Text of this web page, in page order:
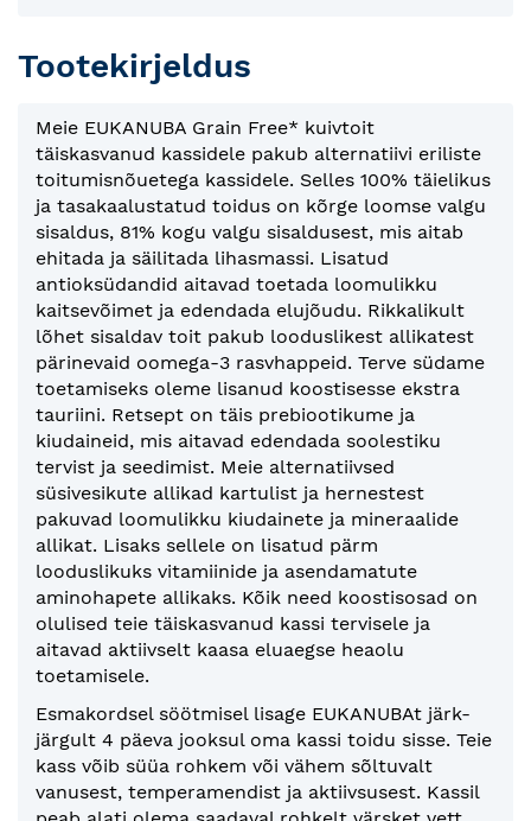
Tootekirjeldus
Meie EUKANUBA Grain Free* kuivtoit
täiskasvanud kassidele pakub alternatiivi eriliste
toitumisnõuetega kassidele. Selles 100% täielikus
ja tasakaalustatud toidus on kõrge loomse valgu
sisaldus, 81% kogu valgu sisaldusest, mis aitab
ehitada ja säilitada lihasmassi. Lisatud
antioksüdandid aitavad toetada loomulikku
kaitsevõimet ja edendada elujõudu. Rikkalikult
lõhet sisaldav toit pakub looduslikest allikatest
pärinevaid oomega-3 rasvhappeid. Terve südame
toetamiseks oleme lisanud koostisesse ekstra
tauriini. Retsept on täis prebiootikume ja
kiudaineid, mis aitavad edendada soolestiku
tervist ja seedimist. Meie alternatiivsed
süsivesikute allikad kartulist ja hernestest
pakuvad loomulikku kiudainete ja mineraalide
allikat. Lisaks sellele on lisatud pärm
looduslikuks vitamiinide ja asendamatute
aminohapete allikaks. Kõik need koostisosad on
olulised teie täiskasvanud kassi tervisele ja
aitavad aktiivselt kaasa eluaegse heaolu
toetamisele.
Esmakordsel söötmisel lisage EUKANUBAt järk-
järgult 4 päeva jooksul oma kassi toidu sisse. Teie
kass võib süüa rohkem või vähem sõltuvalt
vanusest, temperamendist ja aktiivsusest. Kassil